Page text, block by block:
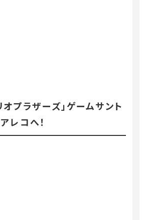
オプラザーズ」ゲームサント
レコへ！